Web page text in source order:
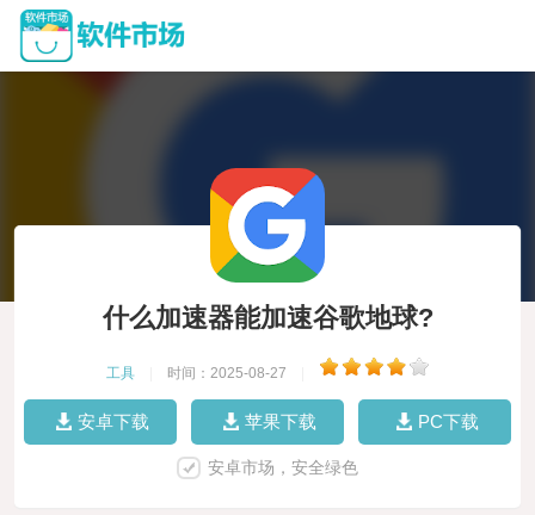
什么加速器能加速谷歌地球?
工具 时间：2025-08-27
安卓下载 苹果下载 PC下载
安卓市场，安全绿色